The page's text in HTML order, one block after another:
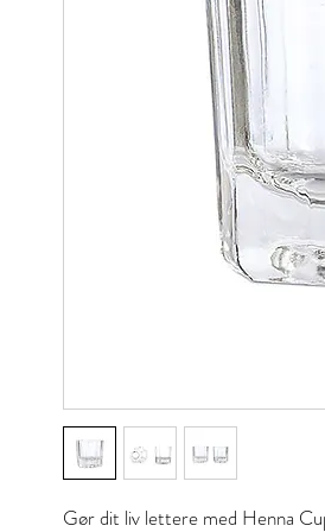
Gør dit liv lettere med Henna